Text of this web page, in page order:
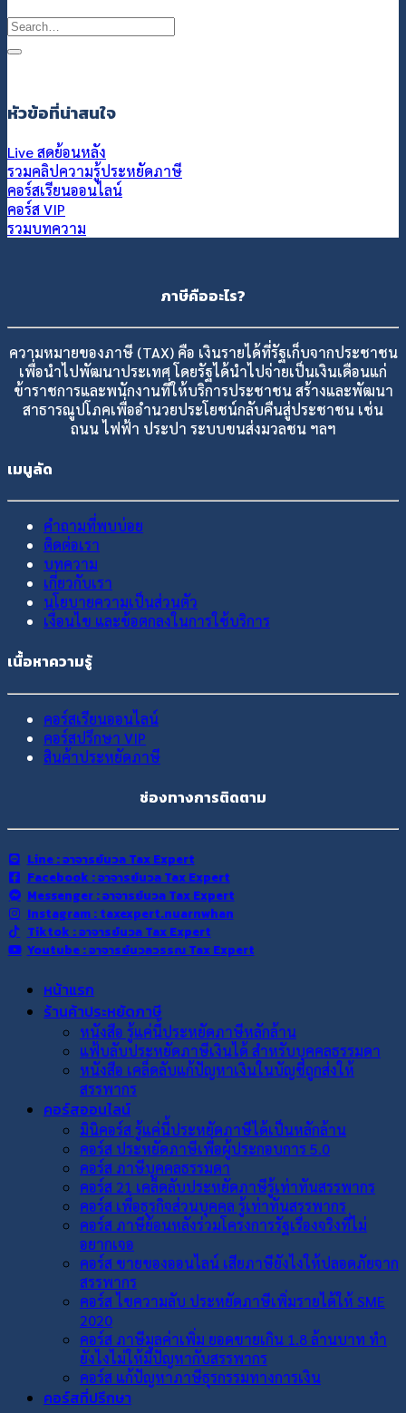
Search
หัวข้อที่น่าสนใจ
Live สดย้อนหลัง
รวมคลิปความรู้ประหยัดภาษี
คอร์สเรียนออนไลน์
คอร์ส VIP
รวมบทความ
ภาษีคืออะไร?
ความหมายของภาษี (TAX) คือ เงินรายได้ที่รัฐเก็บจากประชาชน
เพื่อนำไปพัฒนาประเทศ โดยรัฐได้นำไปจ่ายเป็นเงินเดือนแก่
ข้าราชการและพนักงานที่ให้บริการประชาชน สร้างและพัฒนา
สาธารณูปโภคเพื่ออำนวยประโยชน์กลับคืนสู่ประชาชน เช่น
ถนน ไฟฟ้า ประปา ระบบขนส่งมวลชน ฯลฯ
เมนูลัด
คำถามที่พบบ่อย
ติดต่อเรา
บทความ
เกี่ยวกับเรา
นโยบายความเป็นส่วนตัว
เงื่อนไข และข้อตกลงในการใช้บริการ
เนื้อหาความรู้
คอร์สเรียนออนไลน์
คอร์สปรึกษา VIP
สินค้าประหยัดภาษี
ช่องทางการติดตาม
Line : อาจารย์นวล Tax Expert
Facebook : อาจารย์นวล Tax Expert
Messenger : อาจารย์นวล Tax Expert
Instagram : taxexpert.nuarnwhan
Tiktok : อาจารย์นวล Tax Expert
Youtube : อาจารย์นวลวรรณ Tax Expert
หน้าแรก
ร้านค้าประหยัดภาษี
หนังสือ รู้แค่นี้ประหยัดภาษีหลักล้าน
แฟ้บลับประหยัดภาษีเงินได้ สำหรับบุคคลธรรมดา
หนังสือ เคล็ดลับแก้ปัญหาเงินในบัญชีถูกส่งให้
สรรพากร
คอร์สออนไลน์
มินิคอร์ส รู้แค่นี้ประหยัดภาษีได้เป็นหลักล้าน
คอร์ส ประหยัดภาษีเพื่อผู้ประกอบการ 5.0
คอร์ส ภาษีบุคคลธรรมดา
คอร์ส 21 เคล็ดลับประหยัดภาษีรู้เท่าทันสรรพากร
คอร์ส เพื่อธุรกิจส่วนบุคคล รู้เท่าทันสรรพากร
คอร์ส ภาษีย้อนหลังร่วมโครงการรัฐเรื่องจริงที่ไม่
อยากเจอ
คอร์ส ขายของออนไลน์ เสียภาษียังไงให้ปลอดภัยจาก
สรรพากร
คอร์ส ไขความลับ ประหยัดภาษีเพิ่มรายได้ให้ SME
2020
คอร์ส ภาษีมูลค่าเพิ่ม ยอดขายเกิน 1.8 ล้านบาท ทำ
ยังไงไม่ให้มีปัญหากับสรรพากร
คอร์ส แก้ปัญหาภาษีธุรกรรมทางการเงิน
คอร์สที่ปรึกษา